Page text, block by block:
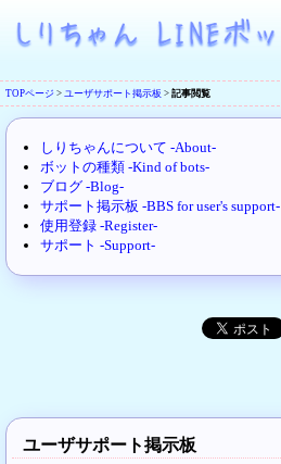
TOPページ > ユーザサポート掲示板 > 記事閲覧
しりちゃんについて -About-
ボットの種類 -Kind of bots-
ブログ -Blog-
サポート掲示板 -BBS for user's support-
使用登録 -Register-
サポート -Support-
ユーザサポート掲示板